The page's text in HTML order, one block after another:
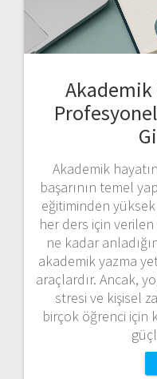
Akademik
Akademik
başarının temel
eğitiminden
her ders için
ne kadar
akademik yazma
araçlardır. Ancak,
stresi ve kişisel
birçok öğrenci için